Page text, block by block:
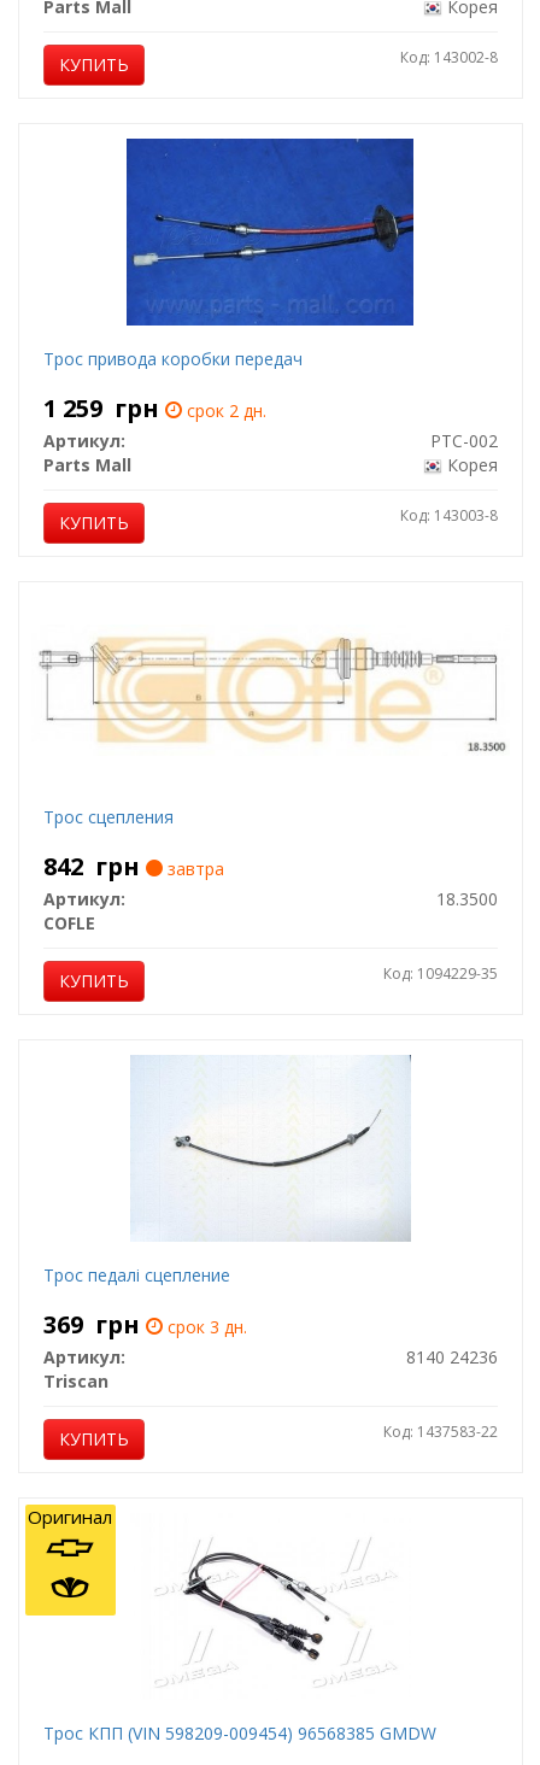
Parts Mall Корея
КУПИТЬ Код: 143002-8
Трос привода коробки передач
1 259 грн
срок 2 дн.
Артикул:
PTC-002
Parts Mall
Корея
КУПИТЬ Код: 143003-8
Трос сцепления
842 грн
завтра
Артикул:
18.3500
COFLE
КУПИТЬ Код: 1094229-35
Трос педалі сцепление
369 грн
срок 3 дн.
Артикул:
8140 24236
Triscan
КУПИТЬ Код: 1437583-22
Трос КПП (VIN 598209-009454) 96568385 GMDW
Оригинал